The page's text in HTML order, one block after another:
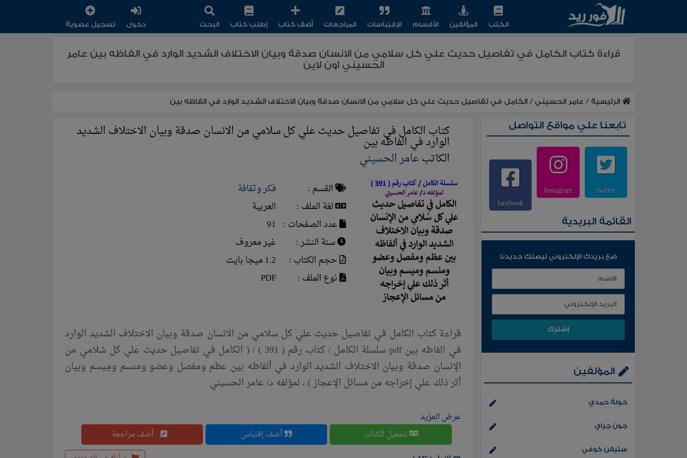
الكتب المؤلفين الأقسام الإقتباسات المراجعات أضف كتاب إطلب كتاب البحث دخول تسجيل عضوية
قراءة كتاب الكامل في تفاصيل حديث علي كل سلامي من الانسان صدقة وبيان الاختلاف الشديد الوارد في الفاظه بين عامر
الحسيني اون لاين
الرئيسية / عامر الحسيني /الكامل في تفاصيل حديث علي كل سلامي من الانسان صدقة وبيان الاختلاف الشديد الوارد في الفاظه بين
كتاب الكامل في تفاصيل حديث علي كل سلامي من الانسان صدقة وبيان الاختلاف الشديد
الوارد في الفاظه بين
الكاتبعامر الحسيني
القسم :
فكر وثقافة
لغة الملف :
العربية
عدد الصفحات : 91
سنة النشر :
غير معروف
حجم الكتاب :
1.2 ميجا بايت
نوع الملف :
PDF
قراءة كتاب الكامل في تفاصيل حديث علي كل سلامي من الانسان صدقة وبيان الاختلاف الشديد الوارد
في الفاظه بين pdf سلسلة الكامل / كتاب رقم ( 391 ) / ( الكامل في تفاصيل حديث علي كل سُلامي من
الإنسان صدقة وبيان الاختلاف الشديد الوارد في ألفاظه بين عظم ومفصل وعضو ومنسم ومِيسم وبيان
أثر ذلك علي إخراجه من مسائل الإعجاز ) ، لمؤلفه د/ عامر الحسيني
عرض المزيد
تحميل الكتاب أضف إقتباس أضف مراجعة
تابعنا علي مواقع التواصل
twitter
Instagram
facebook
القائمة البريدية
ضع بريدك الإلكتروني ليصلك جديدنا
المؤلفين
خولة حمدي
جون جراي
ستيفن كوفي